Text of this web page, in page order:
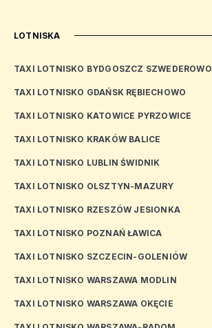
LOTNISKA
TAXI LOTNISKO BYDGOSZCZ SZWEDEROWO
TAXI LOTNISKO GDAŃSK RĘBIECHOWO
TAXI LOTNISKO KATOWICE PYRZOWICE
TAXI LOTNISKO KRAKÓW BALICE
TAXI LOTNISKO LUBLIN ŚWIDNIK
TAXI LOTNISKO OLSZTYN-MAZURY
TAXI LOTNISKO RZESZÓW JESIONKA
TAXI LOTNISKO POZNAŃ ŁAWICA
TAXI LOTNISKO SZCZECIN-GOLENIÓW
TAXI LOTNISKO WARSZAWA MODLIN
TAXI LOTNISKO WARSZAWA OKĘCIE